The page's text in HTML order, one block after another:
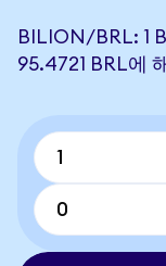
BILION/BRL: 1
95.4721 BRL에